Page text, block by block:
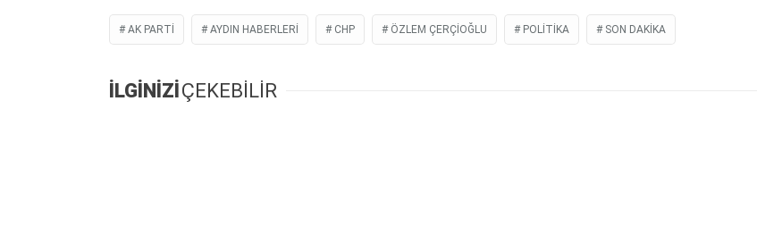
AK PARTI AYDIN HABERLERI CHP ÖZLEM ÇERÇIOĞLU POLITIKA SON DAKIKA
İLGİNİZİÇEKEBİLİR